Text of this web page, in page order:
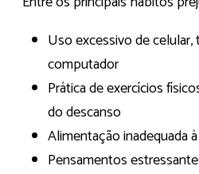
Uso excessivo de
computador
Prática de exercícios
do descanso
Alimentação inadequada
Pensamentos